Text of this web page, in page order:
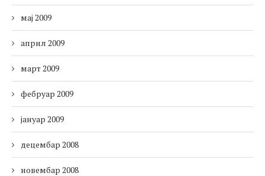
мај 2009
април 2009
март 2009
фебруар 2009
јануар 2009
децембар 2008
новембар 2008